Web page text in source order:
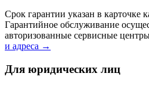
Срок гарантии указан в карточке
Гарантийное обслуживание
авторизованные сервисные
и адреса →
Для юридических лиц